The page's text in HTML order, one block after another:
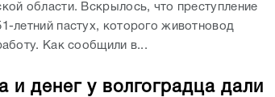
области. Вскрылось, что преступление
летний пастух, которого животновод
Как сообщили в...
денег у волгоградца дали